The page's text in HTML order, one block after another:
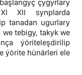
çygyrlary
XII synplarda
tanadan ugurlary
tebigy, takyk we
ýöriteleşdirilip
ýörite hünärleri ele